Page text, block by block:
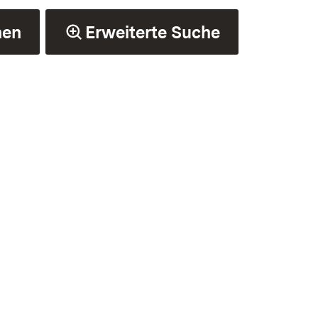
Erweiterte Suche